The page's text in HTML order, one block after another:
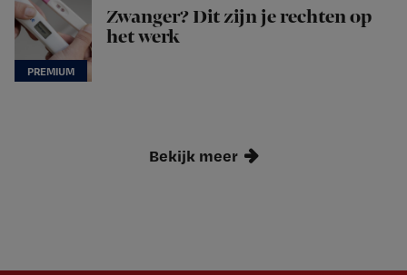
Zwanger? Dit zijn je rechten op
het werk
Bekijk meer